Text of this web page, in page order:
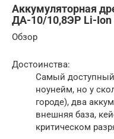
Аккумуляторная
ДА-10/10,8ЭР Li-Ion
Обзор
Достоинства:
Самый доступный
ноунейм, но у
городе), два
внешняя база,
критическом